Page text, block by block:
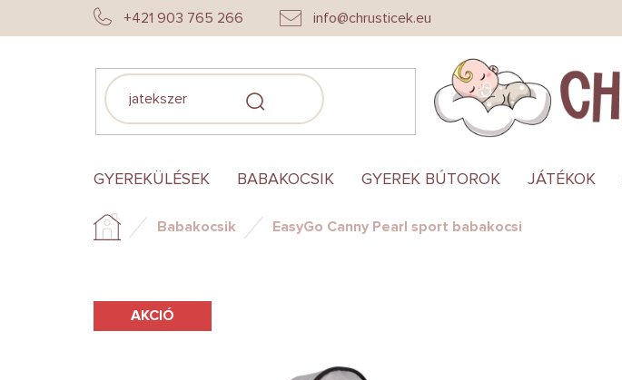
+421 903 765 266 info@chrusticek.eu
KERESÉS
GYEREKÜLÉSEK BABAKOCSIK GYEREK BÚTOROK JÁTÉKOK
KezdőlapBabakocsik EasyGo Canny Pearl sport babakocsi
AKCIÓ